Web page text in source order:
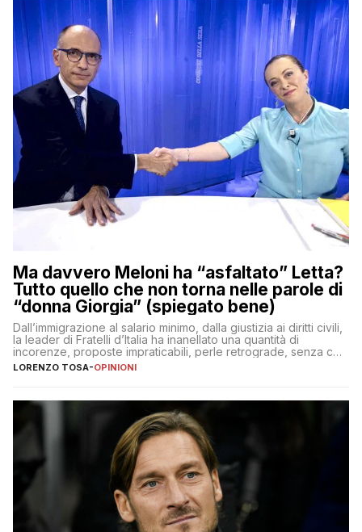
Ma davvero Meloni ha “asfaltato” Letta?
Tutto quello che non torna nelle parole di
“donna Giorgia” (spiegato bene)
Dall’immigrazione al salario minimo, dalla giustizia ai diritti civili,
la leader di Fratelli d’Italia ha inanellato una quantità di
incorenze, proposte impraticabili, perle retrograde, senza che
nessuno – a destra come a sinistra – glielo abbia fatto notare
LORENZO TOSA-OPINIONI